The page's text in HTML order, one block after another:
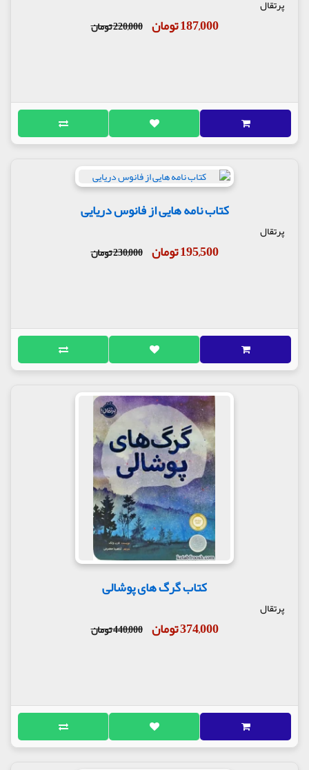
پرتقال
187,000 تومان 220,000 تومان
کتاب نامه هایی از فانوس دریایی
پرتقال
195,500 تومان 230,000 تومان
کتاب گرگ های پوشالی
پرتقال
374,000 تومان 440,000 تومان